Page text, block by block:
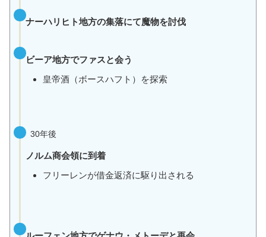
ナーハリヒト地方の集落にて魔物を討伐
ビーア地方でファスと会う
皇帝酒（ボースハフト）を探索
30年後
ノルム商会領に到着
フリーレンが借金返済に駆り出される